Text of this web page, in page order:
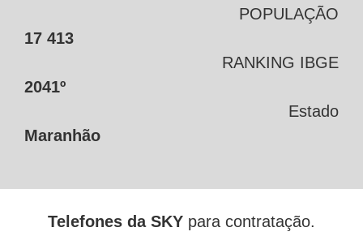
POPULAÇÃO
17 413
RANKING IBGE
2041º
Estado
Maranhão
Telefones da SKY para contratação.